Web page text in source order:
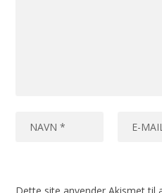
Dette site anvender Akismet til